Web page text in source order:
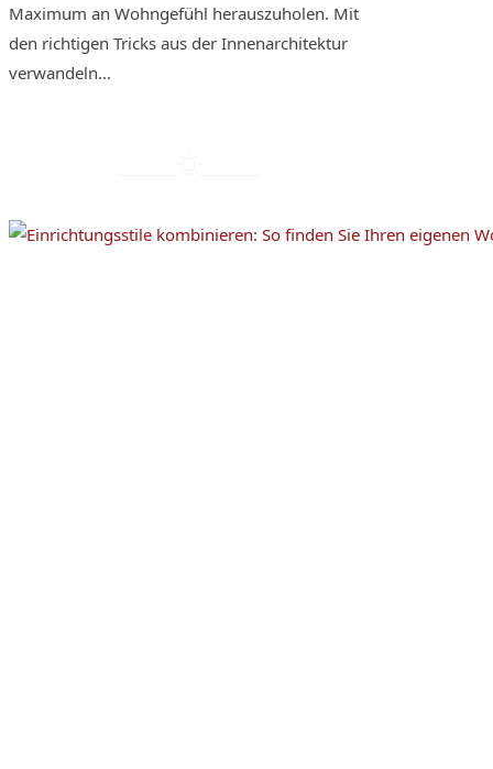
Maximum an Wohngefühl herauszuholen. Mit
den richtigen Tricks aus der Innenarchitektur
verwandeln...